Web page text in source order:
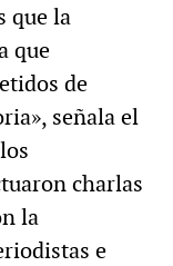
que la
que
de
señala el
charlas
la
e